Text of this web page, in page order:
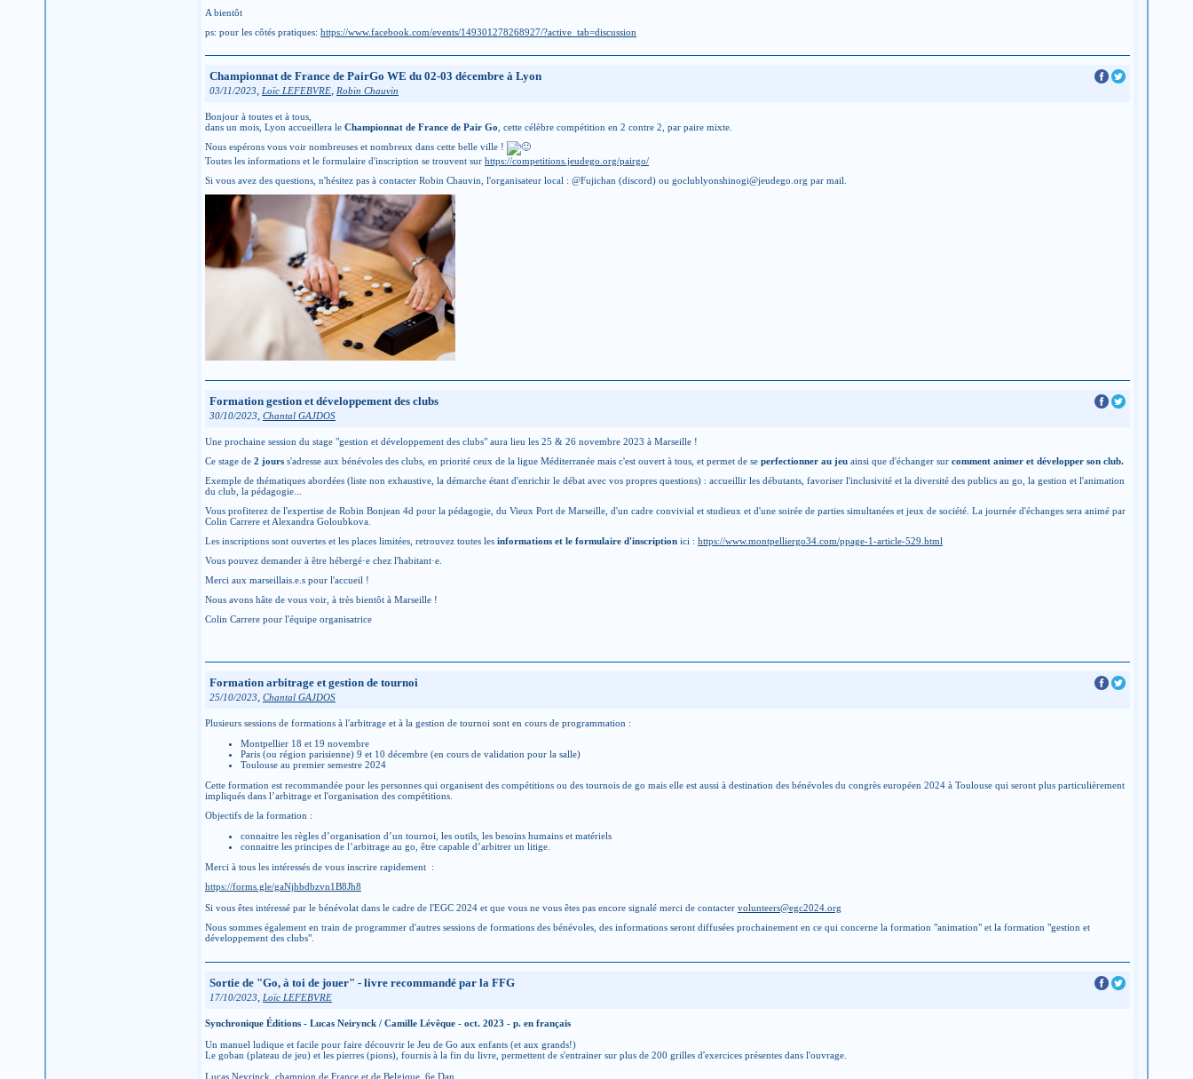
A bientôt
ps: pour les côtés pratiques: https://www.facebook.com/events/149301278268927/?active_tab=discussion
Championnat de France de PairGo WE du 02-03 décembre à Lyon
03/11/2023, Loïc LEFEBVRE, Robin Chauvin
Bonjour à toutes et à tous,
dans un mois, Lyon accueillera le Championnat de France de Pair Go , cette célèbre compétition en 2 contre 2, par paire mixte.
Nous espérons vous voir nombreuses et nombreux dans cette belle ville !
Toutes les informations et le formulaire d'inscription se trouvent sur https://competitions.jeudego.org/pairgo/
Si vous avez des questions, n'hésitez pas à contacter Robin Chauvin, l'organisateur local : @Fujichan (discord) ou goclublyonshinogi@jeudego.org par mail.
Formation gestion et développement des clubs
30/10/2023, Chantal GAJDOS
Une prochaine session du stage "gestion et développement des clubs" aura lieu les 25 & 26 novembre 2023 à Marseille !
Ce stage de 2 jours s'adresse aux bénévoles des clubs, en priorité ceux de la ligue Méditerranée mais c'est ouvert à tous, et permet de se perfectionner au jeu ainsi que d'échanger sur comment animer et développer son club.
Exemple de thématiques abordées (liste non exhaustive, la démarche étant d'enrichir le débat avec vos propres questions) : accueillir les débutants, favoriser l'inclusivité et la diversité des publics au go, la gestion et l'animation
du club, la pédagogie...
Vous profiterez de l'expertise de Robin Bonjean 4d pour la pédagogie, du Vieux Port de Marseille, d'un cadre convivial et studieux et d'une soirée de parties simultanées et jeux de société. La journée d'échanges sera animé par
Colin Carrere et Alexandra Goloubkova.
Les inscriptions sont ouvertes et les places limitées, retrouvez toutes les informations et le formulaire d'inscription ici : https://www.montpelliergo34.com/ppage-1-article-529.html
Vous pouvez demander à être hébergé·e chez l'habitant·e.
Merci aux marseillais.e.s pour l'accueil !
Nous avons hâte de vous voir, à très bientôt à Marseille !
Colin Carrere pour l'équipe organisatrice
Formation arbitrage et gestion de tournoi
25/10/2023, Chantal GAJDOS
Plusieurs sessions de formations à l'arbitrage et à la gestion de tournoi sont en cours de programmation :
Montpellier 18 et 19 novembre
Paris (ou région parisienne) 9 et 10 décembre (en cours de validation pour la salle)
Toulouse au premier semestre 2024
Cette formation est recommandée pour les personnes qui organisent des compétitions ou des tournois de go mais elle est aussi à destination des bénévoles du congrès européen 2024 à Toulouse qui seront plus particulièrement
impliqués dans l’arbitrage et l'organisation des compétitions.
Objectifs de la formation :
connaitre les règles d’organisation d’un tournoi, les outils, les besoins humains et matériels
connaitre les principes de l’arbitrage au go, être capable d’arbitrer un litige.
Merci à tous les intéressés de vous inscrire rapidement :
https://forms.gle/gaNjhbdbzvn1B8Jh8
Si vous êtes intéressé par le bénévolat dans le cadre de l'EGC 2024 et que vous ne vous êtes pas encore signalé merci de contacter volunteers@egc2024.org
Nous sommes également en train de programmer d'autres sessions de formations des bénévoles, des informations seront diffusées prochainement en ce qui concerne la formation "animation" et la formation "gestion et
développement des clubs".
Sortie de "Go, à toi de jouer" - livre recommandé par la FFG
17/10/2023 Loïc LEFEBVRE
Synchronique Éditions - Lucas Neirynck / Camille Lévêque - oct. 2023 - p. en français
Un manuel ludique et facile pour faire découvrir le Jeu de Go aux enfants (et aux grands!)
Le goban (plateau de jeu) et les pierres (pions), fournis à la fin du livre, permettent de s'entrainer sur plus de 200 grilles d'exercices présentes dans l'ouvrage.
Lucas Neyrinck, champion de France et de Belgique. 6e Dan.